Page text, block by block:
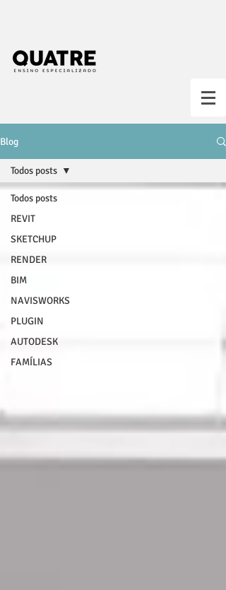
Blog
Todos posts
REVIT
SKETCHUP
RENDER
BIM
NAVISWORKS
PLUGIN
AUTODESK
FAMÍLIAS
Todos posts